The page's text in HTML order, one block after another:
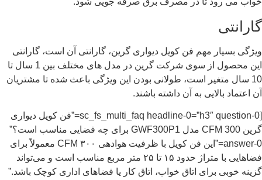
گارانتی
ویژگی بسیار مهم فن کویل دیواری گرین، گارانتی آن است، گارانتی
این محصول از سوی شرکت گرین در مدل های مختلف بین 1 سال تا
10 سال متغیر است، طولانی بودن این ویژگی باعث شده تا مشتریان
آن اعتماد بالایی به آن داشته باشند.
[sc_fs_multi_faq headline-0=”h3″ question-0=”فن کویل دیواری
گرین 300 CFM مدل GWF300P1 برای چه فضایی مناسب است؟”
answer-0=”این فن کویل با ظرفیت هوادهی ۳۰۰ CFM معمولاً برای
فضاهایی با متراژ حدود ۱۵ تا ۲۵ متر مربع مناسب است و می‌تواند
گزینه خوبی برای اتاق خواب، اتاق کار یا فضاهای اداری کوچک باشد.”